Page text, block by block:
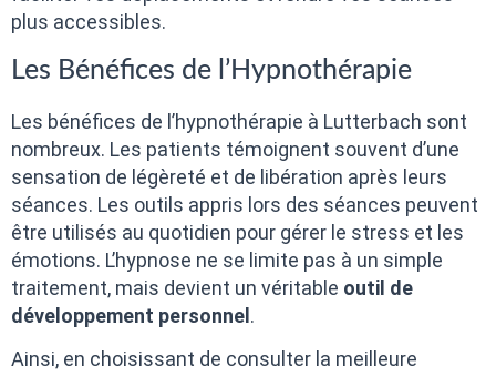
plus accessibles.
Les Bénéfices de l’Hypnothérapie
Les bénéfices de l’hypnothérapie à Lutterbach sont
nombreux. Les patients témoignent souvent d’une
sensation de légèreté et de libération après leurs
séances. Les outils appris lors des séances peuvent
être utilisés au quotidien pour gérer le stress et les
émotions. L’hypnose ne se limite pas à un simple
traitement, mais devient un véritable outil de
développement personnel .
Ainsi, en choisissant de consulter la meilleure